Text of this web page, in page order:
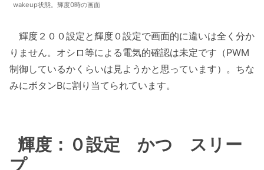
wakeup状態。輝度0時の画面
輝度２００設定と輝度０設定で画面的に違いは全く分か
りません。オシロ等による電気的確認は未定です（PWM
制御しているかくらいは見ようかと思っています）。ちな
みにボタンBに割り当てられています。
輝度：０設定 かつ スリー
プ